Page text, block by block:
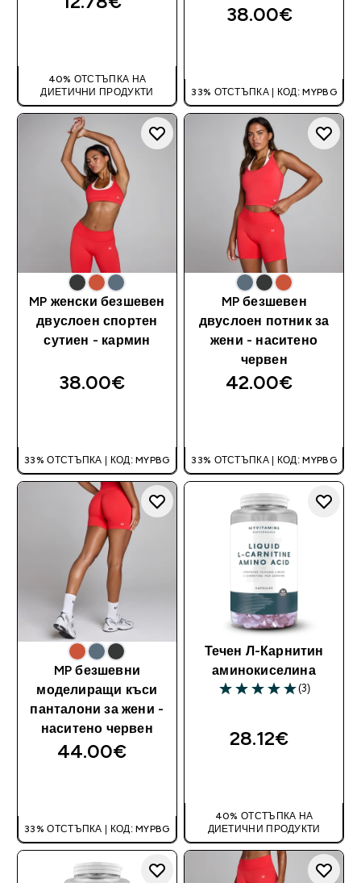
40% ОТСТЪПКА НА
ДИЕТИЧНИ ПРОДУКТИ
38.00€‎
33% ОТСТЪПКА | КОД: MYPBG
MP женски безшевен
двуслоен спортен
сутиен - кармин
38.00€‎
33% ОТСТЪПКА | КОД: MYPBG
MP безшевен
двуслоен потник за
жени - наситено
червен
42.00€‎
33% ОТСТЪПКА | КОД: MYPBG
MP безшевни
моделиращи къси
панталони за жени -
наситено червен
44.00€‎
33% ОТСТЪПКА | КОД: MYPBG
Течен Л-Карнитин
аминокиселина
5 out of 5 stars
(3)
28.12€‎
40% ОТСТЪПКА НА
ДИЕТИЧНИ ПРОДУКТИ